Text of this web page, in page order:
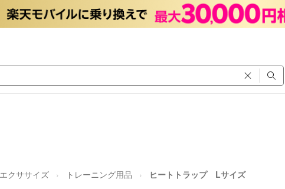
クササイズ トレーニング用品 ヒートトラップ Lサイズ